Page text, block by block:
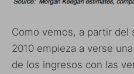
Como vemos, a partir del
2010 empieza a verse una
de los ingresos con las